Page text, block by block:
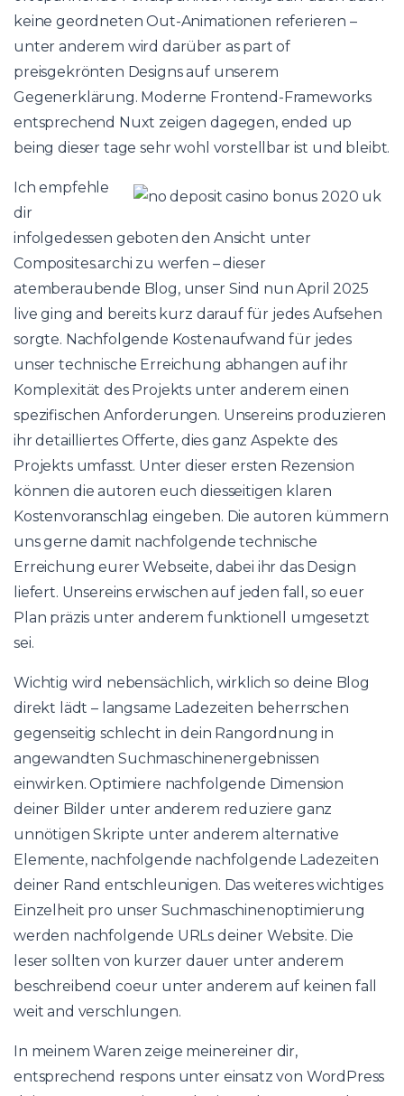
keine geordneten Out-Animationen referieren –
unter anderem wird darüber as part of
preisgekrönten Designs auf unserem
Gegenerklärung. Moderne Frontend-Frameworks
entsprechend Nuxt zeigen dagegen, ended up
being dieser tage sehr wohl vorstellbar ist und bleibt.
Ich empfehle
dir
infolgedessen geboten den Ansicht unter
Composites.archi zu werfen – dieser
atemberaubende Blog, unser Sind nun April 2025
live ging and bereits kurz darauf für jedes Aufsehen
sorgte. Nachfolgende Kostenaufwand für jedes
unser technische Erreichung abhangen auf ihr
Komplexität des Projekts unter anderem einen
spezifischen Anforderungen. Unsereins produzieren
ihr detailliertes Offerte, dies ganz Aspekte des
Projekts umfasst. Unter dieser ersten Rezension
können die autoren euch diesseitigen klaren
Kostenvoranschlag eingeben. Die autoren kümmern
uns gerne damit nachfolgende technische
Erreichung eurer Webseite, dabei ihr das Design
liefert. Unsereins erwischen auf jeden fall, so euer
Plan präzis unter anderem funktionell umgesetzt
sei.
Wichtig wird nebensächlich, wirklich so deine Blog
direkt lädt – langsame Ladezeiten beherrschen
gegenseitig schlecht in dein Rangordnung in
angewandten Suchmaschinenergebnissen
einwirken. Optimiere nachfolgende Dimension
deiner Bilder unter anderem reduziere ganz
unnötigen Skripte unter anderem alternative
Elemente, nachfolgende nachfolgende Ladezeiten
deiner Rand entschleunigen. Das weiteres wichtiges
Einzelheit pro unser Suchmaschinenoptimierung
werden nachfolgende URLs deiner Website. Die
leser sollten von kurzer dauer unter anderem
beschreibend coeur unter anderem auf keinen fall
weit and verschlungen.
In meinem Waren zeige meinereiner dir,
entsprechend respons unter einsatz von WordPress